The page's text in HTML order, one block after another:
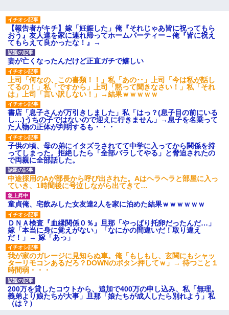
【報告者がキチ】嫁「妊娠した」俺『それじゃあ皆に祝ってもら
おう』友人達を家に連れ帰ってホームパーティー→俺『皆に祝え
てもらえて良かったな！』→
妻が亡くなったんだけど正直ガチで嬉しい
上司「何なの、この書類！！」私「あの‥」上司「今は私が話し
てるの！」私「ですから」上司「黙って聞きなさい！」私「それ
は」上司「言い訳しない！」→結果ｗｗｗｗｗ
書店「息子さんが万引きしました」私「はっ？(息子目の前にいる
し…)うちの子ではないので迎えに行きません」→息子を名乗って
た人物の正体が判明するも・・・
子供の頃、母の弟にイタズラされてて中学に入ってから関係を持
ってしまった。拒絶したら「全部バラしてやる」と脅迫されたの
で両親に全部話した。
中途採用のAが部長から呼び出された。Aはヘラヘラと部屋に入っ
ていき、1時間後に号泣しながら出てきて…
童貞俺、宅飲みした女友達2人を家に泊めた結果ｗｗｗｗｗｗ
ＤＮＡ検査『血縁関係０％』旦那「やっぱり托卵だったんだ…」
嫁「本当に身に覚えがない」「なにかの間違いだ！取り違え
だ！」→ 嫁「あっ」
我が家のガレージに見知らぬ車。俺「もしもし、玄関にもシャッ
ターリモコンあるだろ？DOWNのボタン押してｗ」→ 待つこと１
時間弱・・・
200万を貸したコウトから、追加で400万の申し込み、私「無理。
義弟より娘たちが大事」旦那「娘たちが成人したら別れよう」私
（は？）